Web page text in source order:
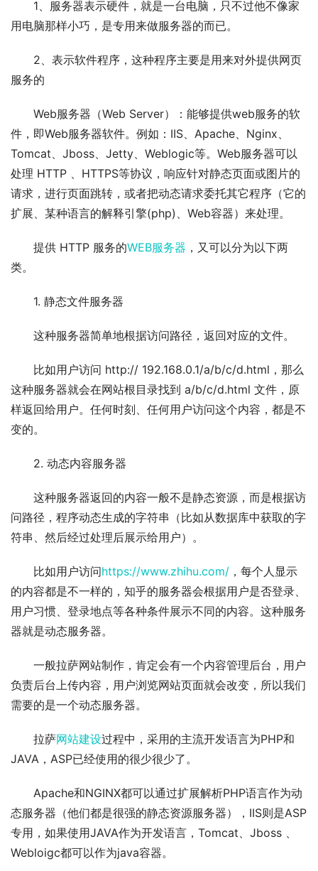
1、服务器表示硬件，就是一台电脑，只不过他不像家
用电脑那样小巧，是专用来做服务器的而已。
2、表示软件程序，这种程序主要是用来对外提供网页
服务的
Web服务器（Web Server）：能够提供web服务的软
件，即Web服务器软件。例如：IIS、Apache、Nginx、
Tomcat、Jboss、Jetty、Weblogic等。Web服务器可以
处理 HTTP 、HTTPS等协议，响应针对静态页面或图片的
请求，进行页面跳转，或者把动态请求委托其它程序（它的
扩展、某种语言的解释引擎(php)、Web容器）来处理。
提供 HTTP 服务的WEB服务器 ，又可以分为以下两
类。
1. 静态文件服务器
这种服务器简单地根据访问路径，返回对应的文件。
比如用户访问 http:// 192.168.0.1/a/b/c/d.html，那么
这种服务器就会在网站根目录找到 a/b/c/d.html 文件，原
样返回给用户。任何时刻、任何用户访问这个内容，都是不
变的。
2. 动态内容服务器
这种服务器返回的内容一般不是静态资源，而是根据访
问路径，程序动态生成的字符串（比如从数据库中获取的字
符串、然后经过处理后展示给用户）。
比如用户访问https://www.zhihu.com/ ，每个人显示
的内容都是不一样的，知乎的服务器会根据用户是否登录、
用户习惯、登录地点等各种条件展示不同的内容。这种服务
器就是动态服务器。
一般拉萨网站制作，肯定会有一个内容管理后台，用户
负责后台上传内容，用户浏览网站页面就会改变，所以我们
需要的是一个动态服务器。
拉萨网站建设过程中，采用的主流开发语言为PHP和
JAVA，ASP已经使用的很少很少了。
Apache和NGINX都可以通过扩展解析PHP语言作为动
态服务器（他们都是很强的静态资源服务器），IIS则是ASP
专用，如果使用JAVA作为开发语言，Tomcat、Jboss 、
Webloigc都可以作为java容器。